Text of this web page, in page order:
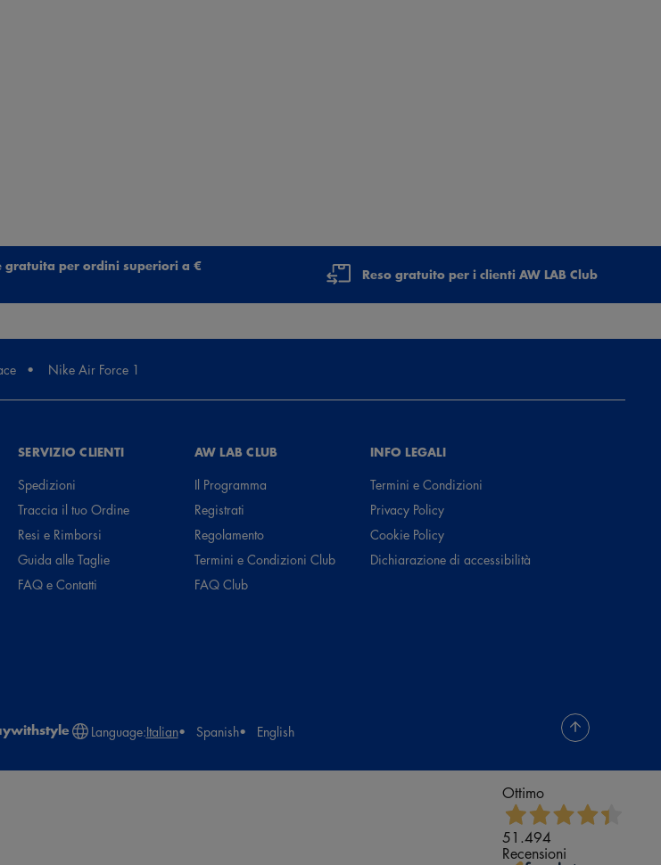
gratuita per ordini superiori a €
Reso gratuito per i clienti AW LAB Club
Nike Air Force 1
SERVIZIO CLIENTI
Spedizioni
Traccia il tuo Ordine
Resi e Rimborsi
Guida alle Taglie
FAQ e Contatti
AW LAB CLUB
Il Programma
Registrati
Regolamento
Termini e Condizioni Club
FAQ Club
INFO LEGALI
Termini e Condizioni
Privacy Policy
Cookie Policy
Dichiarazione di accessibilità
Language:Italian Spanish English
Ottimo
51.494
Recensioni